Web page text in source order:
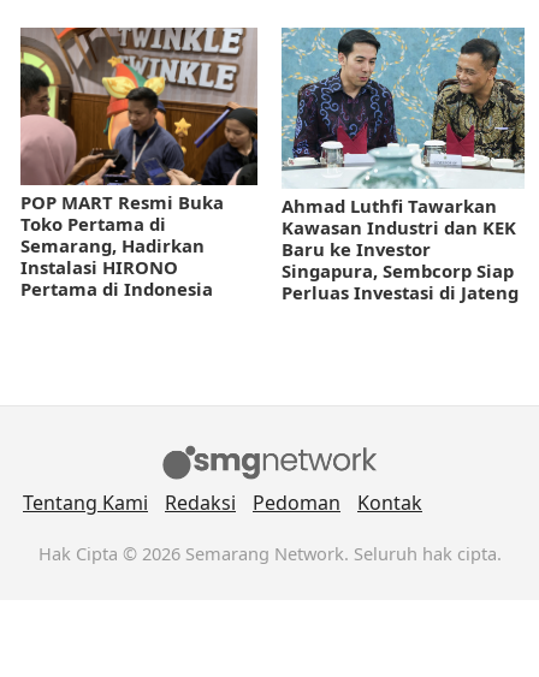
POP MART Resmi Buka
Toko Pertama di
Semarang, Hadirkan
Instalasi HIRONO
Pertama di Indonesia
Ahmad Luthfi Tawarkan
Kawasan Industri dan KEK
Baru ke Investor
Singapura, Sembcorp Siap
Perluas Investasi di Jateng
Tentang Kami Redaksi Pedoman Kontak
Hak Cipta © 2026 Semarang Network. Seluruh hak cipta.